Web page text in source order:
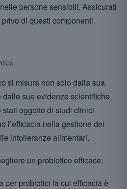
persone sensibili. Assicurati
di questi componenti
si misura non solo dalla sua
sue evidenze scientifiche.
oggetto di studi clinici
l’efficacia nella gestione dei
intolleranze alimentari.
un probiotico efficace:
per probiotici la cui efficacia è